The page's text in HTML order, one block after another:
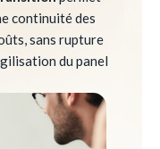
continuité des
sans rupture
du panel